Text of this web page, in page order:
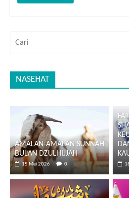
NASEHAT
AMALAN-AMALAN SUNNAH
BULAN DZULHIJJAH
15 Mei 2026 0